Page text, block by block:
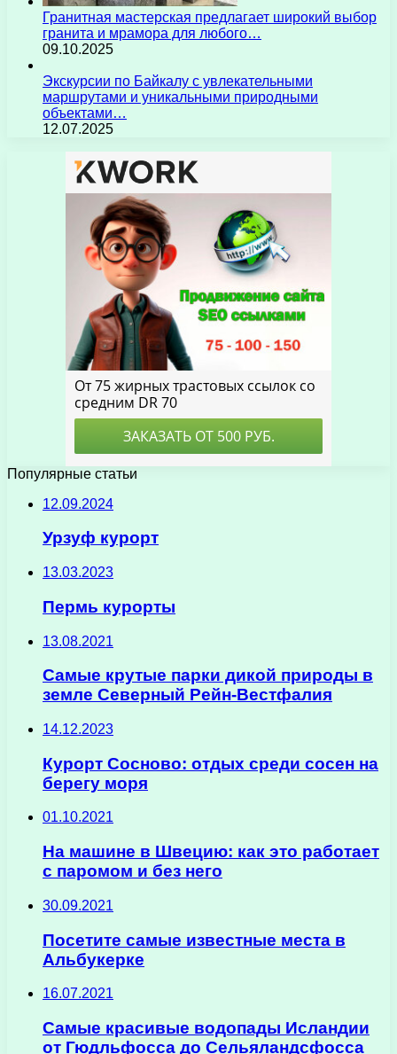
Гранитная мастерская предлагает широкий выбор
гранита и мрамора для любого…
09.10.2025
Экскурсии по Байкалу с увлекательными
маршрутами и уникальными природными
объектами…
12.07.2025
Популярные статьи
12.09.2024
Урзуф курорт
13.03.2023
Пермь курорты
13.08.2021
Самые крутые парки дикой природы в
земле Северный Рейн-Вестфалия
14.12.2023
Курорт Сосново: отдых среди сосен на
берегу моря
01.10.2021
На машине в Швецию: как это работает
с паромом и без него
30.09.2021
Посетите самые известные места в
Альбукерке
16.07.2021
Самые красивые водопады Исландии
от Гюдльфосса до Сельяландсфосса